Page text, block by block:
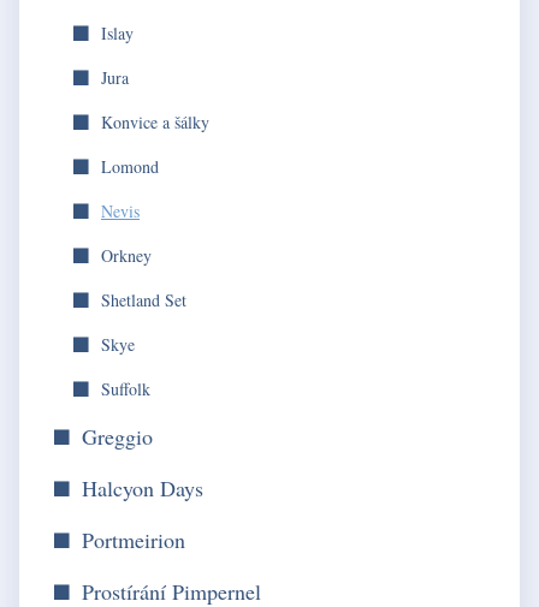
Islay
Jura
Konvice a šálky
Lomond
Nevis
Orkney
Shetland Set
Skye
Suffolk
Greggio
Halcyon Days
Portmeirion
Prostírání Pimpernel